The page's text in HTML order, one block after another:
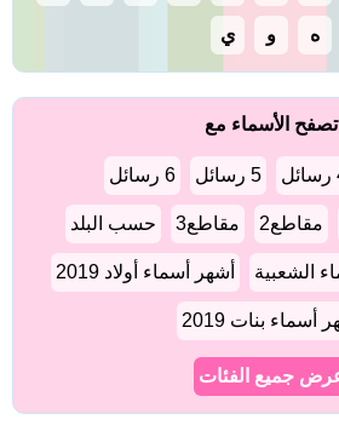
ه و ي
تصفح الأسماء مع
5 رسائل 6 رسائل
مقاطع2 مقاطع3 حسب البلد
الشعبية أشهر أسماء أولاد 2019
أسماء بنات 2019
جميع الفئات